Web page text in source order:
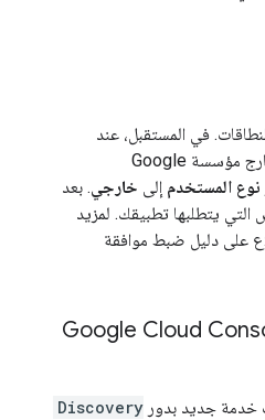
في المستقبل، عند
إنشاء تطبيق لاستخدامه خارج مؤسسة Google
نوع المستخدم إلى خارجي. بعد
يتطلبها تطبيقك. لمزيد
على دليل ضبط موافقة
خدمة جديد بدور Discovery